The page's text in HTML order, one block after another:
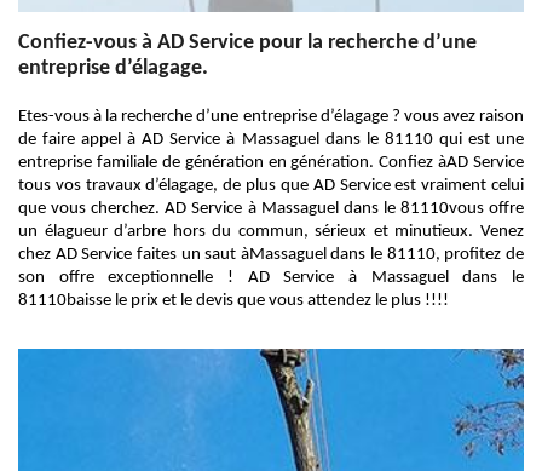
Confiez-vous à AD Service pour la recherche d’une
entreprise d’élagage.
Etes-vous à la recherche d’une entreprise d’élagage ? vous avez raison
de faire appel à AD Service à Massaguel dans le 81110 qui est une
entreprise familiale de génération en génération. Confiez àAD Service
tous vos travaux d’élagage, de plus que AD Service est vraiment celui
que vous cherchez. AD Service à Massaguel dans le 81110vous offre
un élagueur d’arbre hors du commun, sérieux et minutieux. Venez
chez AD Service faites un saut àMassaguel dans le 81110, profitez de
son offre exceptionnelle ! AD Service à Massaguel dans le
81110baisse le prix et le devis que vous attendez le plus !!!!